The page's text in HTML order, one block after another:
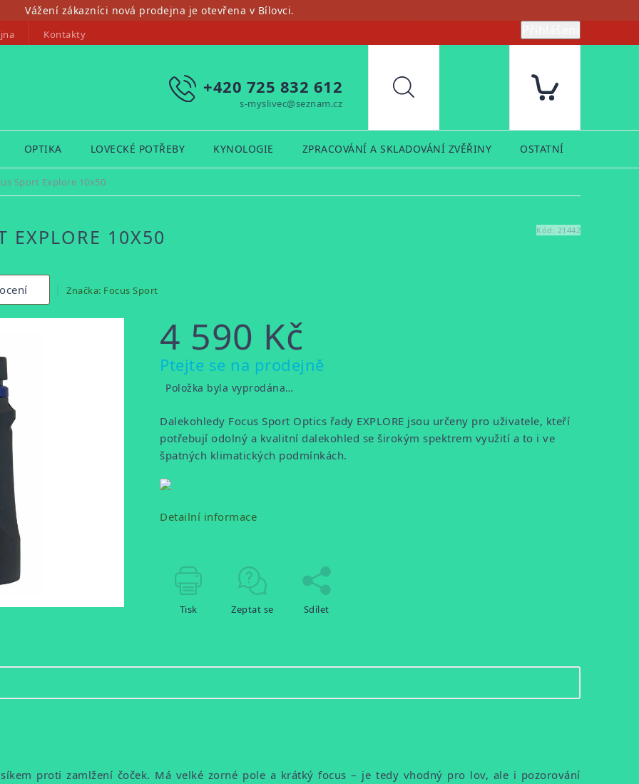
Vážení zákazníci nová prodejna je otevřena v Bílovci.
Kontakty
+420 725 832 612
s-myslivec@seznam.cz
Hledat
OPTIKA LOVECKÉ POTŘEBY KYNOLOGIE ZPRACOVÁNÍ A SKLADOVÁNÍ ZVĚŘINY OSTATNÍ
Sport Explore 10x50
EXPLORE 10X50 Kód: 21442
Značka: Focus Sport
4 590 Kč
Měrná
cena:
Ptejte se na prodejně
Položka byla vyprodána…
Dalekohledy Focus Sport Optics řady EXPLORE jsou určeny pro uživatele, kteří
potřebují odolný a kvalitní dalekohled se širokým spektrem využití a to i ve
špatných klimatických podmínkách.
Detailní informace
Tisk Zeptat se Sdílet
proti zamlžení čoček. Má velké zorné pole a krátký focus – je tedy vhodný pro lov, ale i pozorování